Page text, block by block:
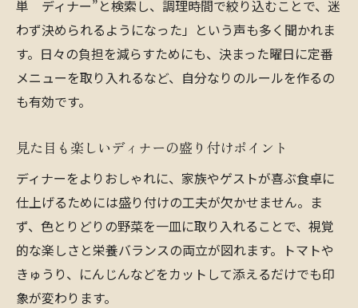
単 ディナー”と検索し、調理時間で絞り込むことで、迷
わず決められるようになった」という声も多く聞かれま
す。日々の負担を減らすためにも、決まった曜日に定番
メニューを取り入れるなど、自分なりのルールを作るの
も有効です。
見た目も楽しいディナーの盛り付けポイント
ディナーをよりおしゃれに、家族やゲストが喜ぶ食卓に
仕上げるためには盛り付けの工夫が欠かせません。ま
ず、色とりどりの野菜を一皿に取り入れることで、視覚
的な楽しさと栄養バランスの両立が図れます。トマトや
きゅうり、にんじんなどをカットして添えるだけでも印
象が変わります。